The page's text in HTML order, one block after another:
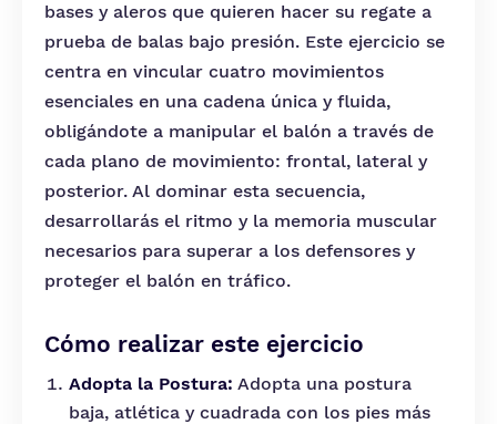
bases y aleros que quieren hacer su regate a
prueba de balas bajo presión. Este ejercicio se
centra en vincular cuatro movimientos
esenciales en una cadena única y fluida,
obligándote a manipular el balón a través de
cada plano de movimiento: frontal, lateral y
posterior. Al dominar esta secuencia,
desarrollarás el ritmo y la memoria muscular
necesarios para superar a los defensores y
proteger el balón en tráfico.
Cómo realizar este ejercicio
Adopta la Postura: Adopta una postura
baja, atlética y cuadrada con los pies más